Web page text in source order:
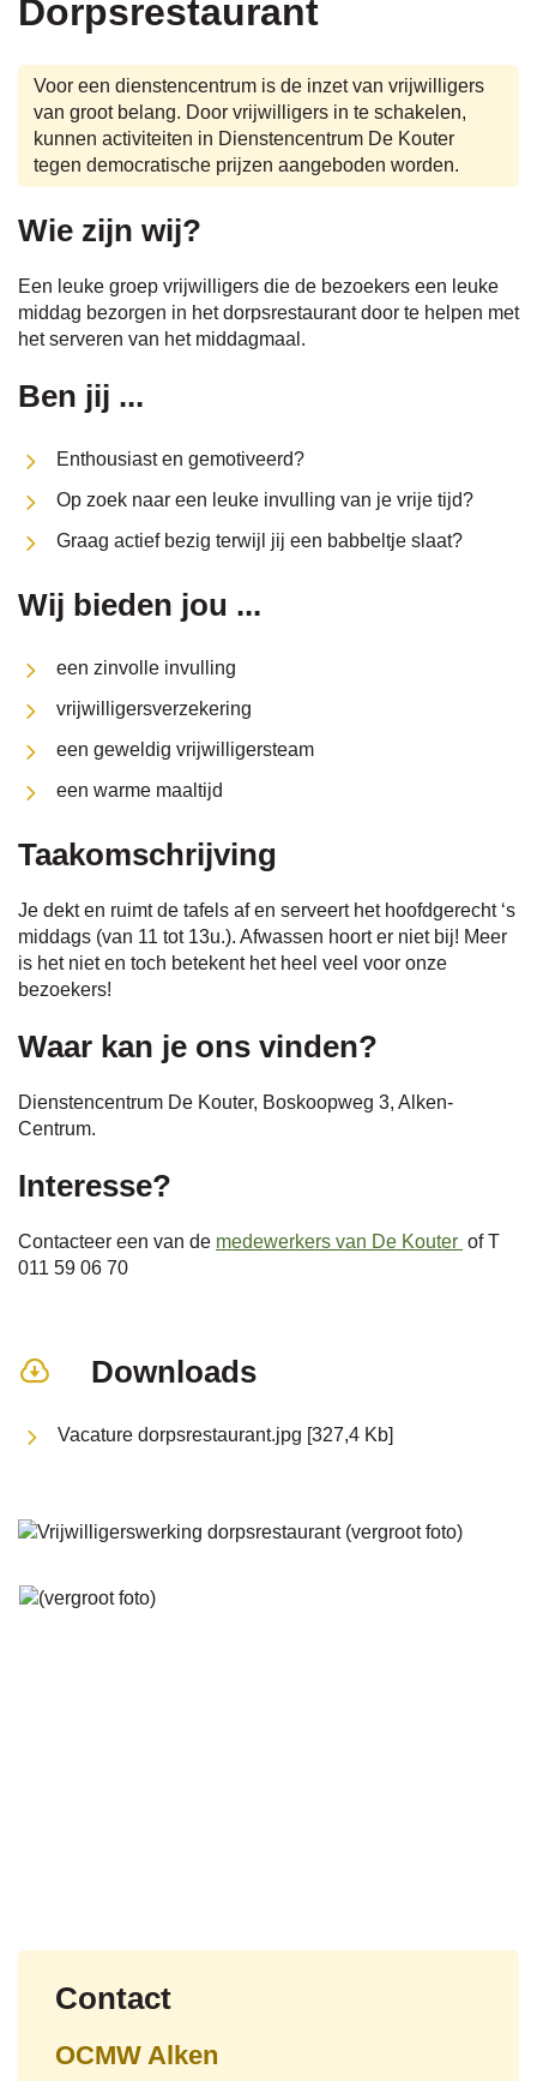
naar
links
Dorpsrestaurant
Voor een dienstencentrum is de inzet van vrijwilligers
van groot belang. Door vrijwilligers in te schakelen,
kunnen activiteiten in Dienstencentrum De Kouter
tegen democratische prijzen aangeboden worden.
Wie zijn wij?
Een leuke groep vrijwilligers die de bezoekers een leuke
middag bezorgen in het dorpsrestaurant door te helpen met
het serveren van het middagmaal.
Ben jij ...
Enthousiast en gemotiveerd?
Op zoek naar een leuke invulling van je vrije tijd?
Graag actief bezig terwijl jij een babbeltje slaat?
Wij bieden jou ...
een zinvolle invulling
vrijwilligersverzekering
een geweldig vrijwilligersteam
een warme maaltijd
Taakomschrijving
Je dekt en ruimt de tafels af en serveert het hoofdgerecht ‘s
middags (van 11 tot 13u.). Afwassen hoort er niet bij! Meer
is het niet en toch betekent het heel veel voor onze
bezoekers!
Waar kan je ons vinden?
Dienstencentrum De Kouter, Boskoopweg 3, Alken-
Centrum.
Interesse?
Contacteer een van de medewerkers van De Kouter of T
011 59 06 70
Downloads
Vacature dorpsrestaurant.jpg 327,4 Kb
Contact
OCMW Alken